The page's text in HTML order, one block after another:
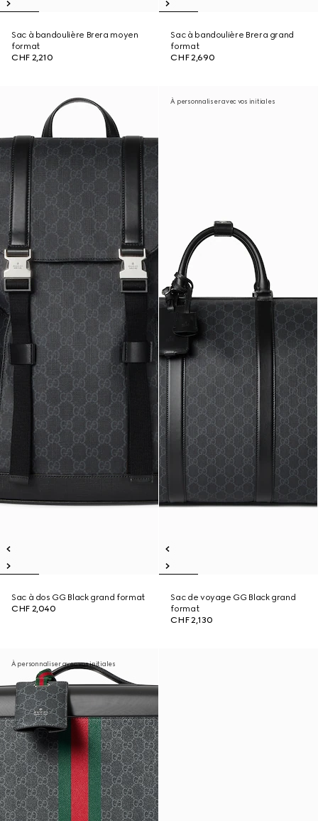
Sac à bandoulière Brera moyen
format
CHF 2,210
Sac à bandoulière Brera grand
format
CHF 2,690
Sac à dos GG Black grand format
CHF 2,040
À personnaliser avec vos initiales
Sac de voyage GG Black grand
format
CHF 2,130
À personnaliser avec vos initiales